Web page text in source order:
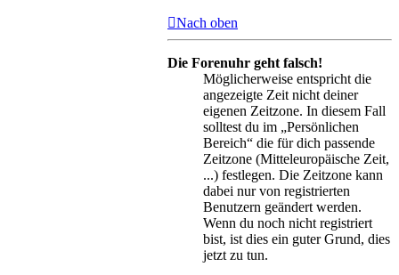
Nach oben
Die Forenuhr geht falsch!
Möglicherweise entspricht die
angezeigte Zeit nicht deiner
eigenen Zeitzone. In diesem Fall
solltest du im „Persönlichen
Bereich“ die für dich passende
Zeitzone (Mitteleuropäische Zeit,
...) festlegen. Die Zeitzone kann
dabei nur von registrierten
Benutzern geändert werden.
Wenn du noch nicht registriert
bist, ist dies ein guter Grund, dies
jetzt zu tun.